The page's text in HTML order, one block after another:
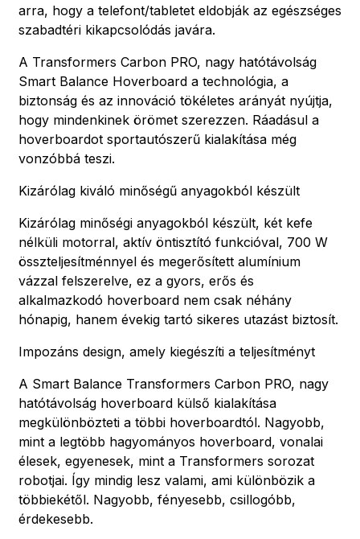
arra, hogy a telefont/tabletet eldobják az egészséges
szabadtéri kikapcsolódás javára.
A Transformers Carbon PRO, nagy hatótávolság
Smart Balance Hoverboard a technológia, a
biztonság és az innováció tökéletes arányát nyújtja,
hogy mindenkinek örömet szerezzen. Ráadásul a
hoverboardot sportautószerű kialakítása még
vonzóbbá teszi.
Kizárólag kiváló minőségű anyagokból készült
Kizárólag minőségi anyagokból készült, két kefe
nélküli motorral, aktív öntisztító funkcióval, 700 W
összteljesítménnyel és megerősített alumínium
vázzal felszerelve, ez a gyors, erős és
alkalmazkodó hoverboard nem csak néhány
hónapig, hanem évekig tartó sikeres utazást biztosít.
Impozáns design, amely kiegészíti a teljesítményt
A Smart Balance Transformers Carbon PRO, nagy
hatótávolság hoverboard külső kialakítása
megkülönbözteti a többi hoverboardtól. Nagyobb,
mint a legtöbb hagyományos hoverboard, vonalai
élesek, egyenesek, mint a Transformers sorozat
robotjai. Így mindig lesz valami, ami különbözik a
többiekétől. Nagyobb, fényesebb, csillogóbb,
érdekesebb.